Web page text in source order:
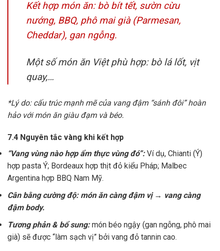
Kết hợp món ăn: bò bít tết, sườn cừu
nướng, BBQ, phô mai già (Parmesan,
Cheddar), gan ngỗng.
Một số món ăn Việt phù hợp: bò lá lốt, vịt
quay,…
*Lý do: cấu trúc mạnh mẽ của vang đậm “sánh đôi” hoàn
hảo với món ăn giàu đạm và béo.
7.4 Nguyên tắc vàng khi kết hợp
“Vang vùng nào hợp ẩm thực vùng đó”:Ví dụ, Chianti (Ý)
hợp pasta Ý; Bordeaux hợp thịt đỏ kiểu Pháp; Malbec
Argentina hợp BBQ Nam Mỹ.
Cân bằng cường độ: món ăn càng đậm vị → vang càng
đậm body.
Tương phản & bổ sung:món béo ngậy (gan ngỗng, phô mai
già) sẽ được “làm sạch vị” bởi vang đỏ tannin cao.